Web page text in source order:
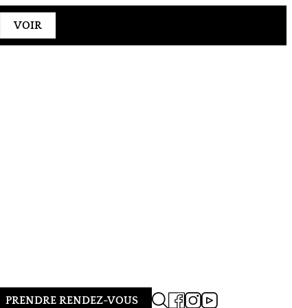
VOIR
PRENDRE RENDEZ-VOUS